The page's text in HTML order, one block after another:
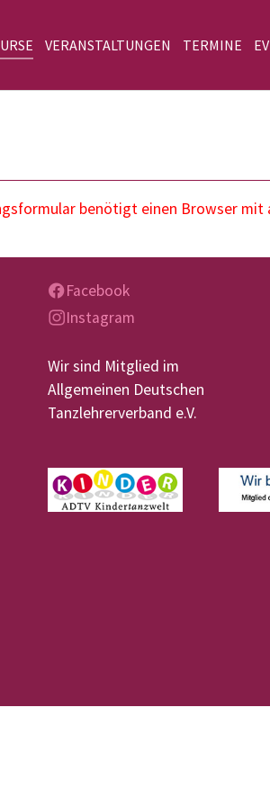
VERANSTALTUNGEN TERMINE
benötigt einen Browser
Facebook
Instagram
Wir sind Mitglied im
Allgemeinen Deutschen
Tanzlehrerverband e.V.